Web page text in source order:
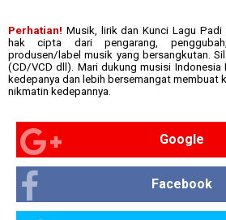
Perhatian! Musik, lirik dan Kunci Lagu Padi
hak cipta dari pengarang,
produsen/label musik yang bersangkutan.
(CD/VCD dll). Mari dukung musisi Indonesia
kedepanya dan lebih bersemangat membuat
nikmatin kedepannya.
Google
Facebook